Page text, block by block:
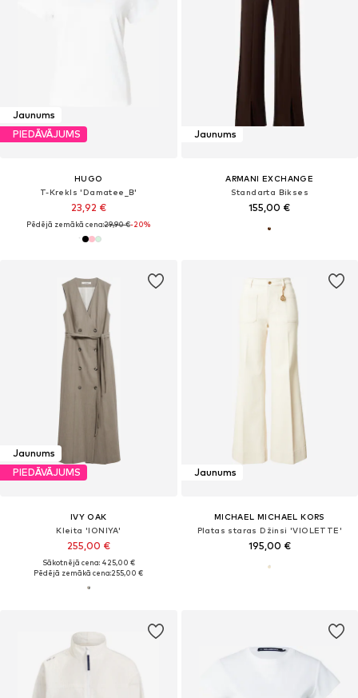
Jaunums
PIEDĀVĀJUMS
HUGO
T-Krekls 'Damatee_B'
23,92 €
Pēdējā zemākā cena:29,90 €-20%
Jaunums
ARMANI EXCHANGE
Standarta Bikses
155,00 €
Jaunums
PIEDĀVĀJUMS
IVY OAK
Kleita 'IONIYA'
255,00 €
Sākotnējā cena: 425,00 €
Pēdējā zemākā cena:255,00 €
Jaunums
MICHAEL MICHAEL KORS
Platas staras Džinsi 'VIOLETTE'
195,00 €